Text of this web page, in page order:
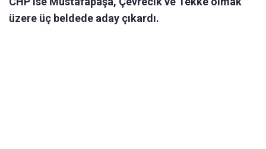
üzere üç beldede aday çıkardı.